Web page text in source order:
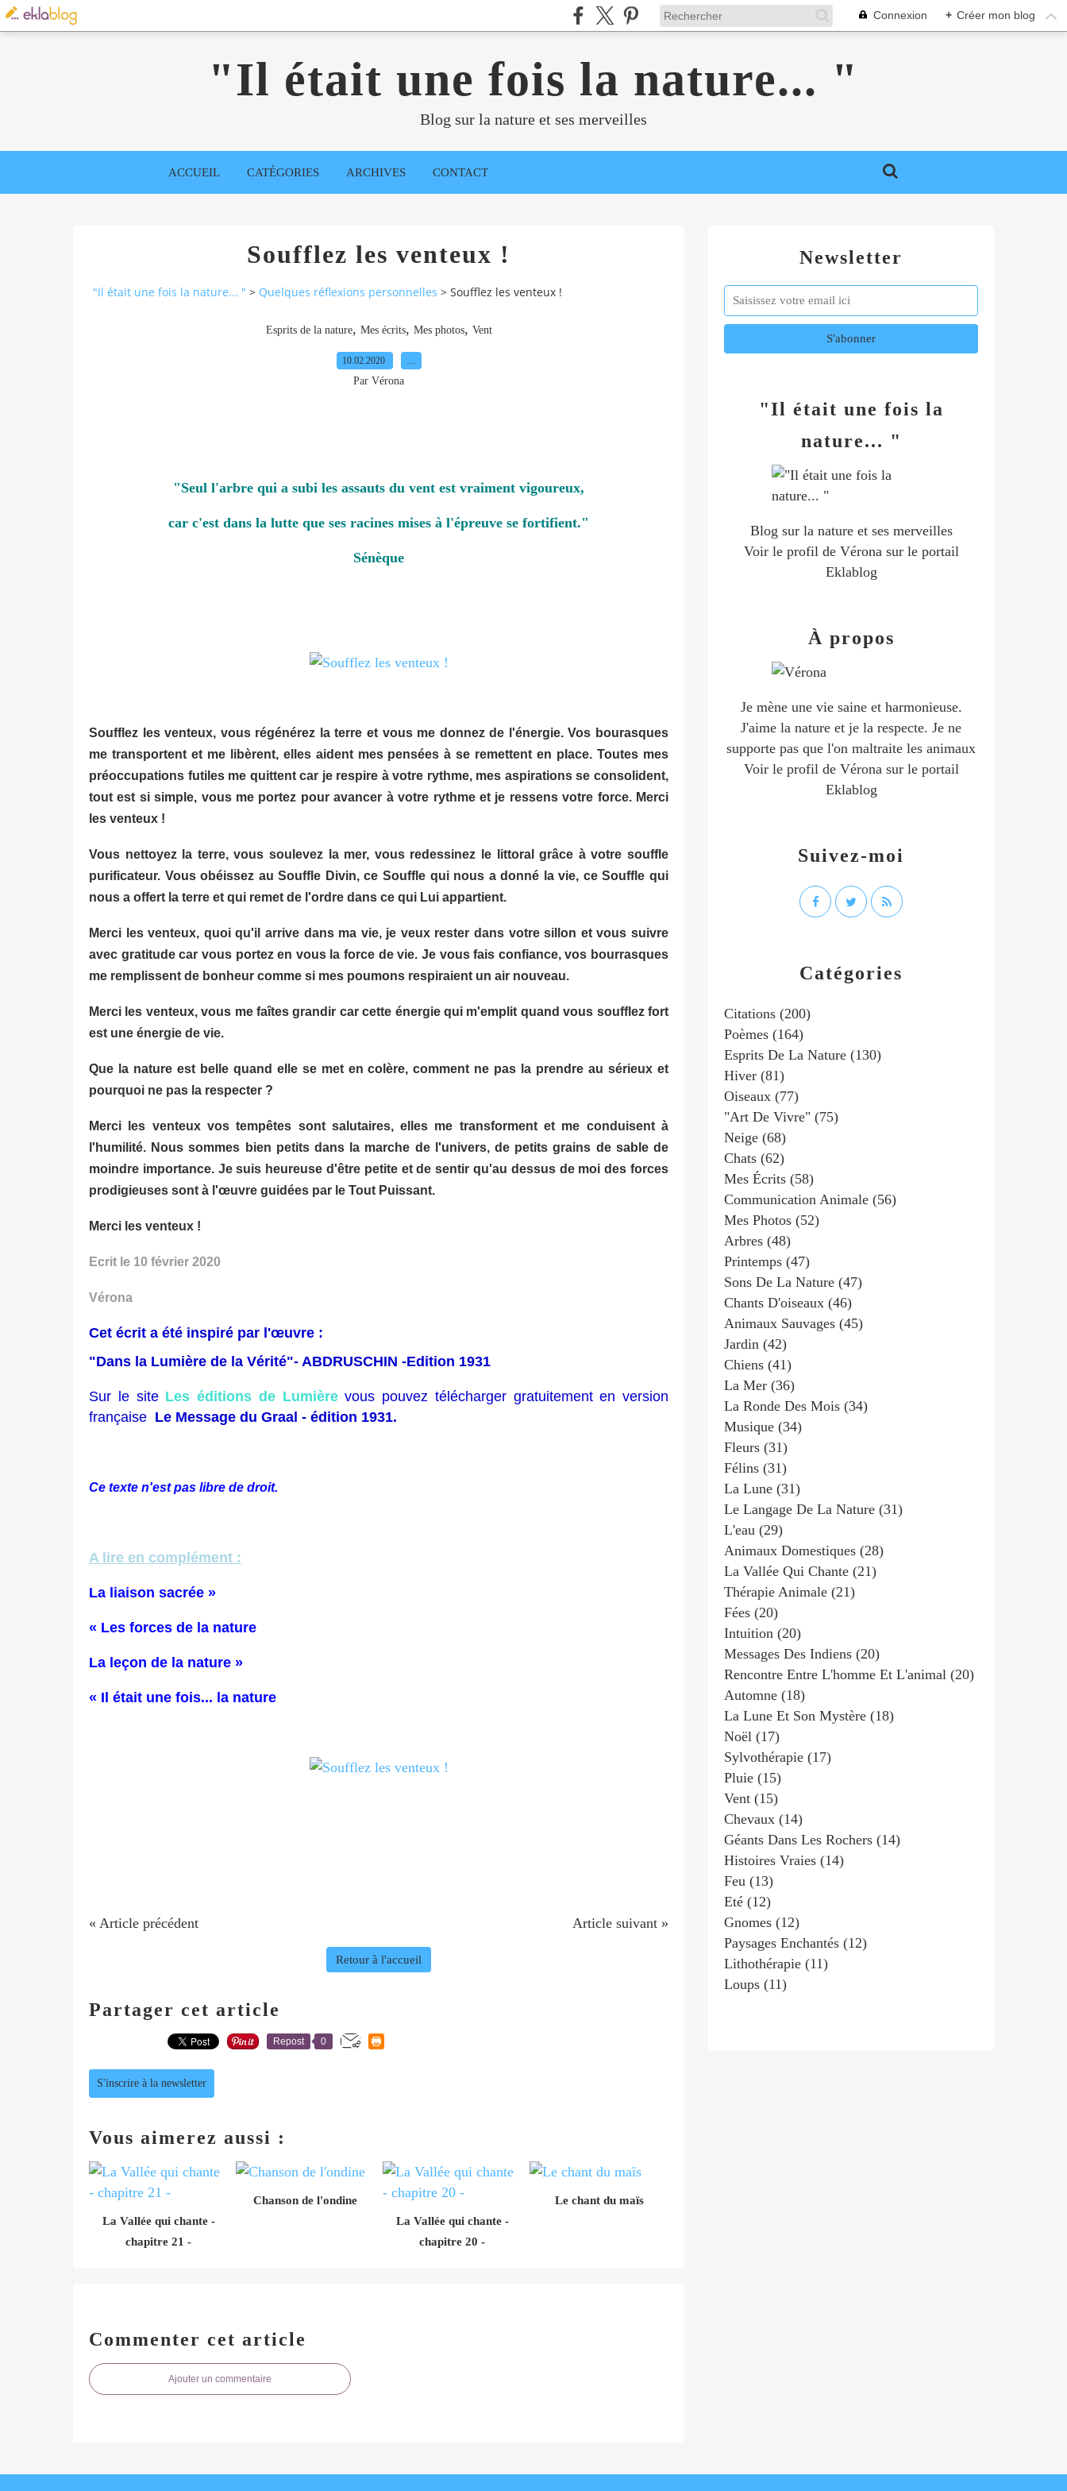
Connexion + Créer mon blog
"Il était une fois la nature... "
Blog sur la nature et ses merveilles
ACCUEIL CATÉGORIES ARCHIVES CONTACT
Soufflez les venteux !
"Il était une fois la nature... " > Quelques réflexions personnelles > Soufflez les venteux !
Esprits de la nature, Mes écrits, Mes photos, Vent
10.02.2020
Par Vérona
"Seul l'arbre qui a subi les assauts du vent est vraiment vigoureux,
car c'est dans la lutte que ses racines mises à l'épreuve se fortifient."
Sénèque
Soufflez les venteux, vous régénérez la terre et vous me donnez de l'énergie. Vos bourasques
me transportent et me libèrent, elles aident mes pensées à se remettent en place. Toutes mes
préoccupations futiles me quittent car je respire à votre rythme, mes aspirations se consolident,
tout est si simple, vous me portez pour avancer à votre rythme et je ressens votre force. Merci
les venteux !
Vous nettoyez la terre, vous soulevez la mer, vous redessinez le littoral grâce à votre souffle
purificateur. Vous obéissez au Souffle Divin, ce Souffle qui nous a donné la vie, ce Souffle qui
nous a offert la terre et qui remet de l'ordre dans ce qui Lui appartient.
Merci les venteux, quoi qu'il arrive dans ma vie, je veux rester dans votre sillon et vous suivre
avec gratitude car vous portez en vous la force de vie. Je vous fais confiance, vos bourrasques
me remplissent de bonheur comme si mes poumons respiraient un air nouveau.
Merci les venteux, vous me faîtes grandir car cette énergie qui m'emplit quand vous soufflez fort
est une énergie de vie.
Que la nature est belle quand elle se met en colère, comment ne pas la prendre au sérieux et
pourquoi ne pas la respecter ?
Merci les venteux vos tempêtes sont salutaires, elles me transforment et me conduisent à
l'humilité. Nous sommes bien petits dans la marche de l'univers, de petits grains de sable de
moindre importance. Je suis heureuse d'être petite et de sentir qu'au dessus de moi des forces
prodigieuses sont à l'œuvre guidées par le Tout Puissant.
Merci les venteux !
Ecrit le 10 février 2020
Vérona
Cet écrit a été inspiré par l'œuvre :
"Dans la Lumière de la Vérité"- ABDRUSCHIN -Edition 1931
Sur le site Les éditions de Lumière vous pouvez télécharger gratuitement en version
française Le Message du Graal - édition 1931.
Ce texte n'est pas libre de droit.
A lire en complément :
La liaison sacrée »
« Les forces de la nature
La leçon de la nature »
« Il était une fois... la nature
« Article précédent Article suivant »
Retour à l'accueil
Partager cet article
Repost 0
S'inscrire à la newsletter
Vous aimerez aussi :
La Vallée qui chante -
chapitre 21 -
Chanson de l'ondine
La Vallée qui chante -
chapitre 20 -
Le chant du maïs
Commenter cet article
Ajouter un commentaire
Newsletter
Catégories
Citations (200)
Poèmes (164)
Esprits De La Nature (130)
Hiver (81)
Oiseaux (77)
"art De Vivre" (75)
Neige (68)
Chats (62)
Mes Écrits (58)
Communication Animale (56)
Mes Photos (52)
Arbres (48)
Printemps (47)
Sons De La Nature (47)
Chants D'oiseaux (46)
Animaux Sauvages (45)
Jardin (42)
Chiens (41)
La Mer (36)
La Ronde Des Mois (34)
Musique (34)
Fleurs (31)
Félins (31)
La Lune (31)
Le Langage De La Nature (31)
L'eau (29)
Animaux Domestiques (28)
La Vallée Qui Chante (21)
Thérapie Animale (21)
Fées (20)
Intuition (20)
Messages Des Indiens (20)
Rencontre Entre L'homme Et L'animal (20)
Automne (18)
La Lune Et Son Mystère (18)
Noël (17)
Sylvothérapie (17)
Pluie (15)
Vent (15)
Chevaux (14)
Géants Dans Les Rochers (14)
Histoires Vraies (14)
Feu (13)
Eté (12)
Gnomes (12)
Paysages Enchantés (12)
Lithothérapie (11)
Loups (11)
"Il était une fois la
nature... "
Blog sur la nature et ses merveilles
Voir le profil de Véronasur le portail
Eklablog
Suivez-moi
À propos
Je mène une vie saine et harmonieuse.
J'aime la nature et je la respecte. Je ne
supporte pas que l'on maltraite les animaux
Voir le profil de Véronasur le portail
Eklablog